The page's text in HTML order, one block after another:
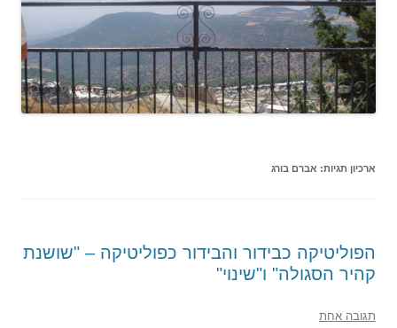
ארכיון תגיות: אברם בורג
הפוליטיקה כבידור והבידור כפוליטיקה – "שושנת
קהיר הסגולה" ו"שינוי"
תגובה אחת